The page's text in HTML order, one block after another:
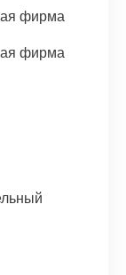
фирма
фирма